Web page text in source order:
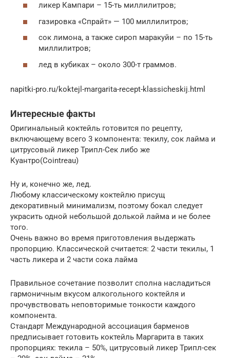
ликер Кампари – 15-ть миллилитров;
газировка «Спрайт» — 100 миллилитров;
сок лимона, а также сироп маракуйи – по 15-ть
миллилитров;
лед в кубиках – около 300-т граммов.
napitki-pro.ru/koktejl-margarita-recept-klassicheskij.html
Интересные факты
Оригинальный коктейль готовится по рецепту,
включающему всего 3 компонента: текилу, сок лайма и
цитрусовый ликер Трипл-Cек либо же
Куантро(Cointreau)
Ну и, конечно же, лед.
Любому классическому коктейлю присущ
декоративный минимализм, поэтому бокал следует
украсить одной небольшой долькой лайма и не более
того.
Очень важно во время приготовления выдержать
пропорцию. Классической считается: 2 части текилы, 1
часть ликера и 2 части сока лайма
Правильное сочетание позволит сполна насладиться
гармоничным вкусом алкогольного коктейля и
прочувствовать неповторимые тонкости каждого
компонента.
Стандарт Международной ассоциация барменов
предписывает готовить коктейль Маргарита в таких
пропорциях: текила – 50%, цитрусовый ликер Трипл-сек